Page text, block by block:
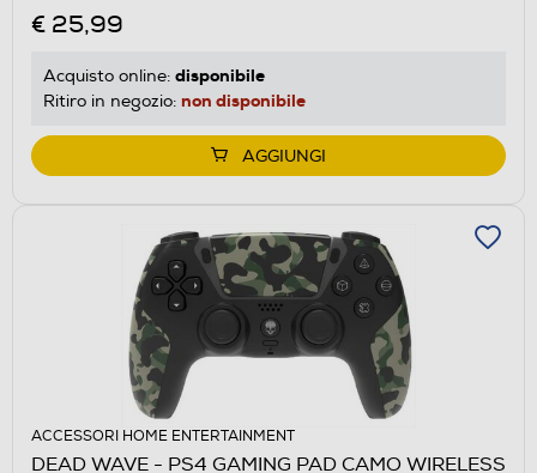
€ 25,99
Acquisto online: disponibile
Ritiro in negozio: non disponibile
AGGIUNGI
ACCESSORI HOME ENTERTAINMENT
DEAD WAVE - PS4 GAMING PAD CAMO WIRELESS